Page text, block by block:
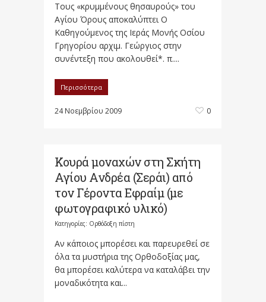
Τους «κρυμμένους θησαυρούς» του
Αγίου Όρους αποκαλύπτει Ο
Καθηγούμενος της Ιεράς Μονής Οσίου
Γρηγορίου αρχιμ. Γεώργιος στην
συνέντεξη που ακολουθεί*. π....
Περισσότερα
24 Νοεμβρίου 2009 0
Κουρά μοναχών στη Σκήτη
Αγίου Ανδρέα (Σεράι) από
τον Γέροντα Εφραίμ (με
φωτογραφικό υλικό)
Κατηγορίες: Ορθόδοξη πίστη
Αν κάποιος μπορέσει και παρευρεθεί σε
όλα τα μυστήρια της Ορθοδοξίας μας,
θα μπορέσει καλύτερα να καταλάβει την
μοναδικότητα και...